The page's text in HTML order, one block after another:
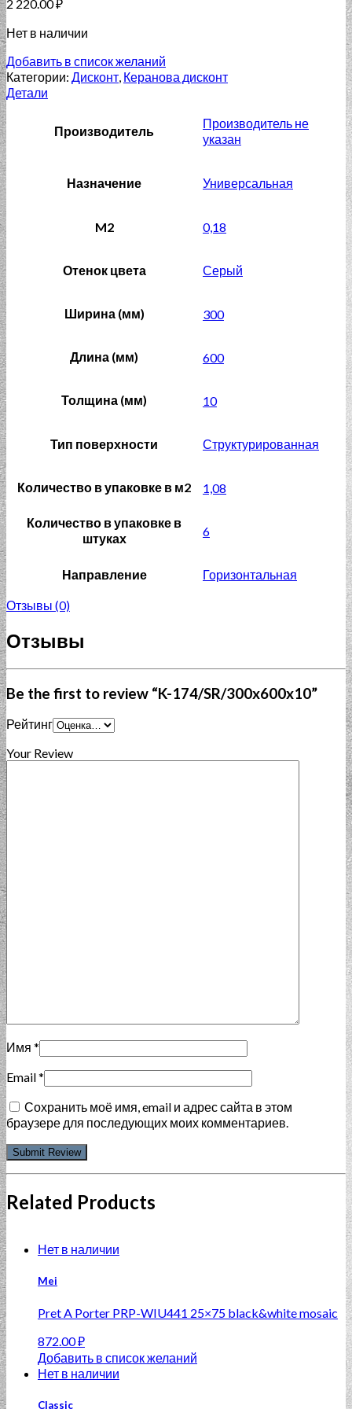
2 220.00₽
Нет в наличии
Добавить в список желаний
Категории: Дисконт, Керанова дисконт
Детали
Производитель
Производитель не
указан
Назначение Универсальная
M2 0,18
Отенок цвета Серый
Ширина (мм) 300
Длина (мм) 600
Толщина (мм) 10
Тип поверхности Структурированная
Количество в упаковке в м2 1,08
Количество в упаковке в
штуках
6
Направление Горизонтальная
Отзывы (0)
Отзывы
Be the first to review “K-174/SR/300x600x10”
Рейтинг
Your Review
Имя *
Email*
Сохранить моё имя, email и адрес сайта в этом
браузере для последующих моих комментариев.
Related Products
Нет в наличии
Mei
Pret A Porter PRP-WIU441 25×75 black&white mosaic
872.00₽
Добавить в список желаний
Нет в наличии
Classic